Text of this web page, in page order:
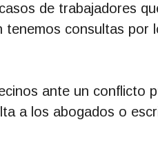
de trabajadores
tenemos consultas por
ante un conflicto
a los abogados o